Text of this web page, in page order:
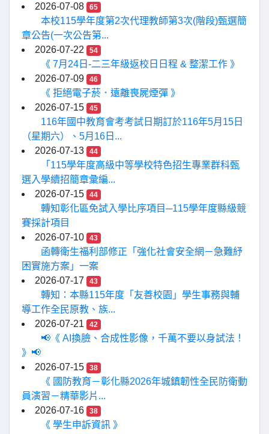
2026-07-08
65
本校115學年度第2次代理教師第3次(階段)甄選簡
章公告(一次公告第...
2026-07-22
54
《 7月24日-二三年級返校日日程 & 整潔工作 》
2026-07-09
46
《 拒絕電子菸．遠離喪屍煙彈 》
2026-07-15
45
116年國中教育會考考試日期訂於116年5月15日
（星期六）、5月16日...
2026-07-13
44
「115學年度高級中等學校特色招生專業群科甄
選入學續招簡章彙編...
2026-07-15
44
轉知彰化區免試入學比序項目─115學年度縣級競
賽採計項目
2026-07-10
43
函轉衛生福利部修正「強化社會安全網－急難紓
困實施方案」一案
2026-07-17
43
轉知：本縣115年度「友善校園」學生事務與輔
導工作全民原教、族...
2026-07-21
42
📢《 AI換臉、合成性影像，千萬不要以身試法！
》📢
2026-07-15
38
《 國防教育－彰化縣2026年城鎮韌性全民防衛動
員演習－精華影片...
2026-07-16
38
《 學生申訴資訊 》